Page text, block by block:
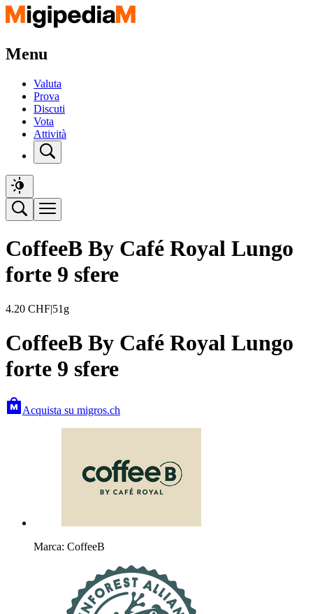
Menu
Valuta
Prova
Discuti
Vota
Attività
CoffeeB By Café Royal Lungo
forte 9 sfere
4.20 CHF|51g
CoffeeB By Café Royal Lungo
forte 9 sfere
Acquista su migros.ch
Marca: CoffeeB